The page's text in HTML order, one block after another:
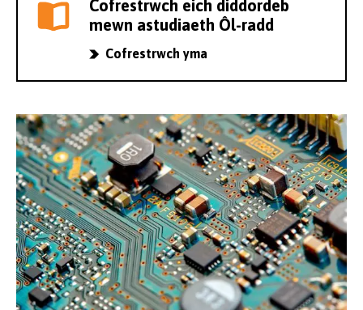
Cofrestrwch eich diddordeb
mewn astudiaeth Ôl-radd
Cofrestrwch yma